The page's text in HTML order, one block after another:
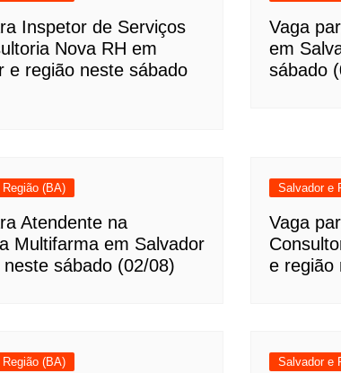
Inspetor de Serviços
Nova RH em
e região neste sábado
Vaga
em
sábado
(BA)
Atendente na
Multifarma em Salvador
sábado (02/08)
Salvador e
Vaga
e região
(BA) Salvador e